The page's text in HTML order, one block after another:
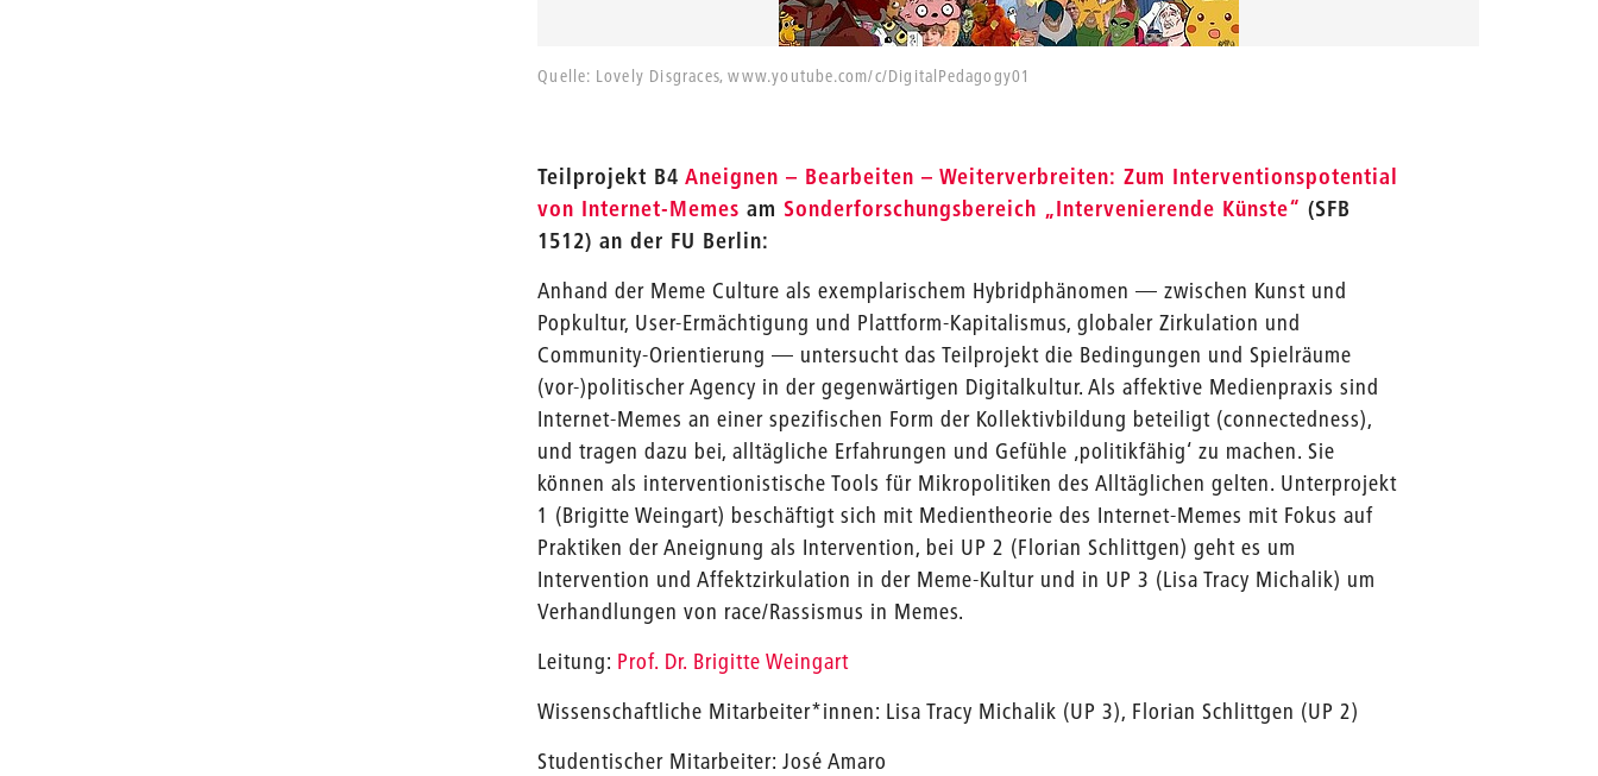
Quelle: Lovely Disgraces, www.youtube.com/c/DigitalPedagogy01
Teilprojekt B4Aneignen – Bearbeiten – Weiterverbreiten: Zum Interventionspotential
von Internet-Memes am Sonderforschungsbereich „Intervenierende Künste“ (SFB
1512) an der FU Berlin:
Anhand der Meme Culture als exemplarischem Hybridphänomen — zwischen Kunst und
Popkultur, User-Ermächtigung und Plattform-Kapitalismus, globaler Zirkulation und
Community-Orientierung — untersucht das Teilprojekt die Bedingungen und Spielräume
(vor-)politischer Agency in der gegenwärtigen Digitalkultur. Als affektive Medienpraxis sind
Internet-Memes an einer spezifischen Form der Kollektivbildung beteiligt (connectedness),
und tragen dazu bei, alltägliche Erfahrungen und Gefühle ‚politikfähig‘ zu machen. Sie
können als interventionistische Tools für Mikropolitiken des Alltäglichen gelten. Unterprojekt
1 (Brigitte Weingart) beschäftigt sich mit Medientheorie des Internet-Memes mit Fokus auf
Praktiken der Aneignung als Intervention, bei UP 2 (Florian Schlittgen) geht es um
Intervention und Affektzirkulation in der Meme-Kultur und in UP 3 (Lisa Tracy Michalik) um
Verhandlungen von race/Rassismus in Memes.
Leitung: Prof. Dr. Brigitte Weingart
Wissenschaftliche Mitarbeiter*innen: Lisa Tracy Michalik (UP 3), Florian Schlittgen (UP 2)
Studentischer Mitarbeiter: José Amaro